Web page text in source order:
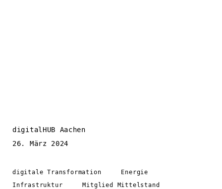
digitalHUB Aachen
26. März 2024
digitale Transformation
Energie
Infrastruktur
Mitglied Mittelstand